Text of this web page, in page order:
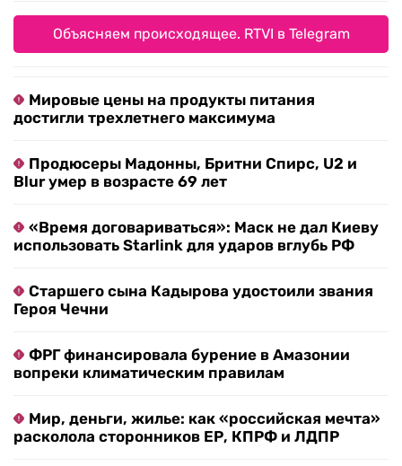
Объясняем происходящее. RTVI в Telegram
Мировые цены на продукты питания
достигли трехлетнего максимума
Продюсеры Мадонны, Бритни Спирс, U2 и
Blur умер в возрасте 69 лет
«Время договариваться»: Маск не дал Киеву
использовать Starlink для ударов вглубь РФ
Старшего сына Кадырова удостоили звания
Героя Чечни
ФРГ финансировала бурение в Амазонии
вопреки климатическим правилам
Мир, деньги, жилье: как «российская мечта»
расколола сторонников ЕР, КПРФ и ЛДПР